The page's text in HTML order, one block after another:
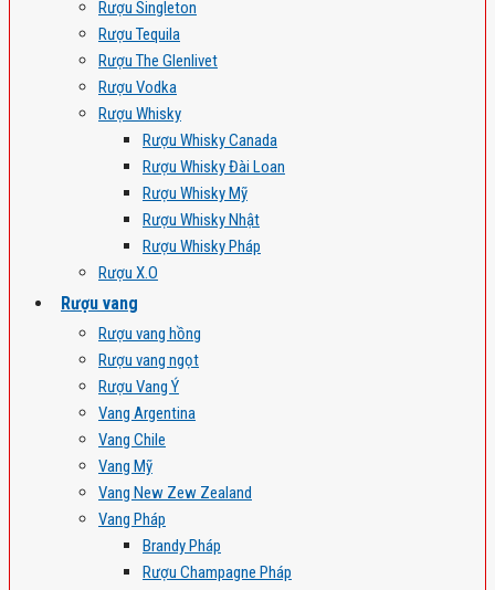
Rượu Singleton
Rượu Tequila
Rượu The Glenlivet
Rượu Vodka
Rượu Whisky
Rượu Whisky Canada
Rượu Whisky Đài Loan
Rượu Whisky Mỹ
Rượu Whisky Nhật
Rượu Whisky Pháp
Rượu X.O
Rượu vang
Rượu vang hồng
Rượu vang ngọt
Rượu Vang Ý
Vang Argentina
Vang Chile
Vang Mỹ
Vang New Zew Zealand
Vang Pháp
Brandy Pháp
Rượu Champagne Pháp